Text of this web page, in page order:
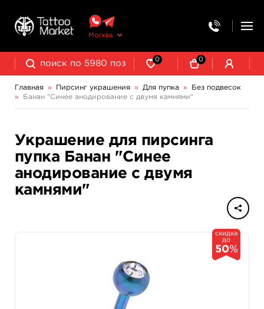
Москва
0 0
Главная » Пирсинг украшения » Для пупка »
Без подвесок
»
Банан "Синее анодирование с двумя камнями"
Украшение для пирсинга
пупка Банан "Синее
анодирование с двумя
камнями"
скидка
до
50%